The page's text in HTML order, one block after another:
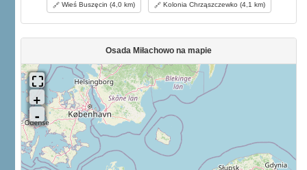
Wieś Buszęcin (4,0 km) Kolonia Chrząszczewko (4,1 km)
Osada Miłachowo na mapie